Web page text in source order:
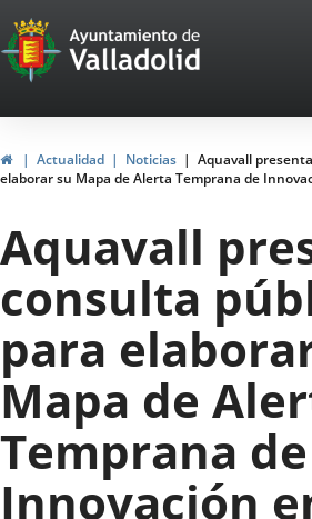
Portal
Web
del
Ayuntamiento
de
Valladolid
InicioActualidad Noticias
Aquavall
elaborar su Mapa de Alerta Temprana de
Aquavall
consulta
para
Mapa de
Temprana de
Innovación